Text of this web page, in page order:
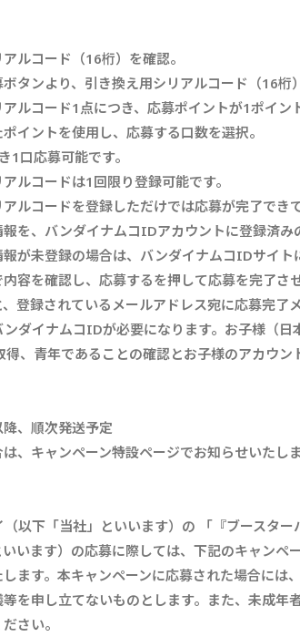
ルコード（16桁）を確認。
タンより、引き換え用シリアルコード（16桁
ルコード1点につき、応募ポイントが1ポイン
イントを使用し、応募する口数を選択。
口応募可能です。
ルコードは1回限り登録可能です。
ルコードを登録しただけでは応募が完了でき
を、バンダイナムコIDアカウントに登録済み
が未登録の場合は、バンダイナムコIDサイト
容を確認し、応募するを押して応募を完了さ
登録されているメールアドレス宛に応募完了
ダイナムコIDが必要になります。お子様（
、青年であることの確認とお子様のアカウ
、順次発送予定
、キャンペーン特設ページでお知らせいたしま
以下「当社」といいます）の 「『ブースタ
います）の応募に際しては、下記のキャン
ます。本キャンペーンに応募された場合に
を申し立てないものとします。また、未成
さい。